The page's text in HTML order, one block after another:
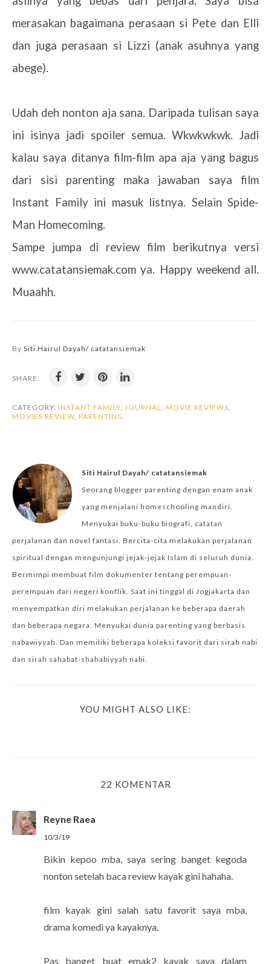
merasakan bagaimana perasaan si Pete dan Elli
dan juga perasaan si Lizzi (anak asuhnya yang
abege).
Udah deh nonton aja sana. Daripada tulisan saya
ini isinya jadi spoiler semua. Wkwkwkwk. Jadi
kalau saya ditanya film-film apa aja yang bagus
dari sisi parenting maka jawaban saya film
Instant Family ini masuk listnya. Selain Spide-
Man Homecoming.
Sampe jumpa di review film berikutnya versi
www.catatansiemak.com ya. Happy weekend all.
Muaahh.
By Siti Hairul Dayah/ catatansiemak
SHARE:
CATEGORY: INSTANT FAMILY JOURNAL MOVIE REVIEWS
MOVIES REVIEW PARENTING
Siti Hairul Dayah/ catatansiemak
Seorang blogger parenting dengan enam anak
yang menjalani homeschooling mandiri.
Menyukai buku-buku biografi, catatan
perjalanan dan novel fantasi. Bercita-cita melakukan perjalanan
spiritual dengan mengunjungi jejak-jejak Islam di seluruh dunia.
Bermimpi membuat film dokumenter tentang perempuan-
perempuan dari negeri konflik. Saat ini tinggal di Jogjakarta dan
menyempatkan diri melakukan perjalanan ke beberapa daerah
dan beberapa negara. Menyukai dunia parenting yang berbasis
nabawiyyah. Dan memiliki beberapa koleksi favorit dari sirah nabi
dan sirah sahabat-shahabiyyah nabi.
YOU MIGHT ALSO LIKE:
22 KOMENTAR
Reyne Raea
10/3/19
Bikin kepoo mba, saya sering banget kegoda
nonton setelah baca review kayak gini hahaha.
film kayak gini salah satu favorit saya mba,
drama komedi ya kayaknya.
Pas banget buat emak2 kayak saya dalam